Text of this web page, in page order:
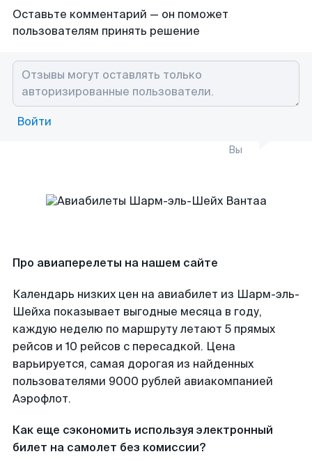
Оставьте комментарий — он поможет
пользователям принять решение
Войти
Вы
Про авиаперелеты на нашем сайте
Календарь низких цен на авиабилет из Шарм-эль-
Шейха показывает выгодные месяца в году,
каждую неделю по маршруту летают 5 прямых
рейсов и 10 рейсов с пересадкой. Цена
варьируется, самая дорогая из найденных
пользователями 9000 рублей авиакомпанией
Аэрофлот.
Как еще сэкономить используя электронный
билет на самолет без комиссии?